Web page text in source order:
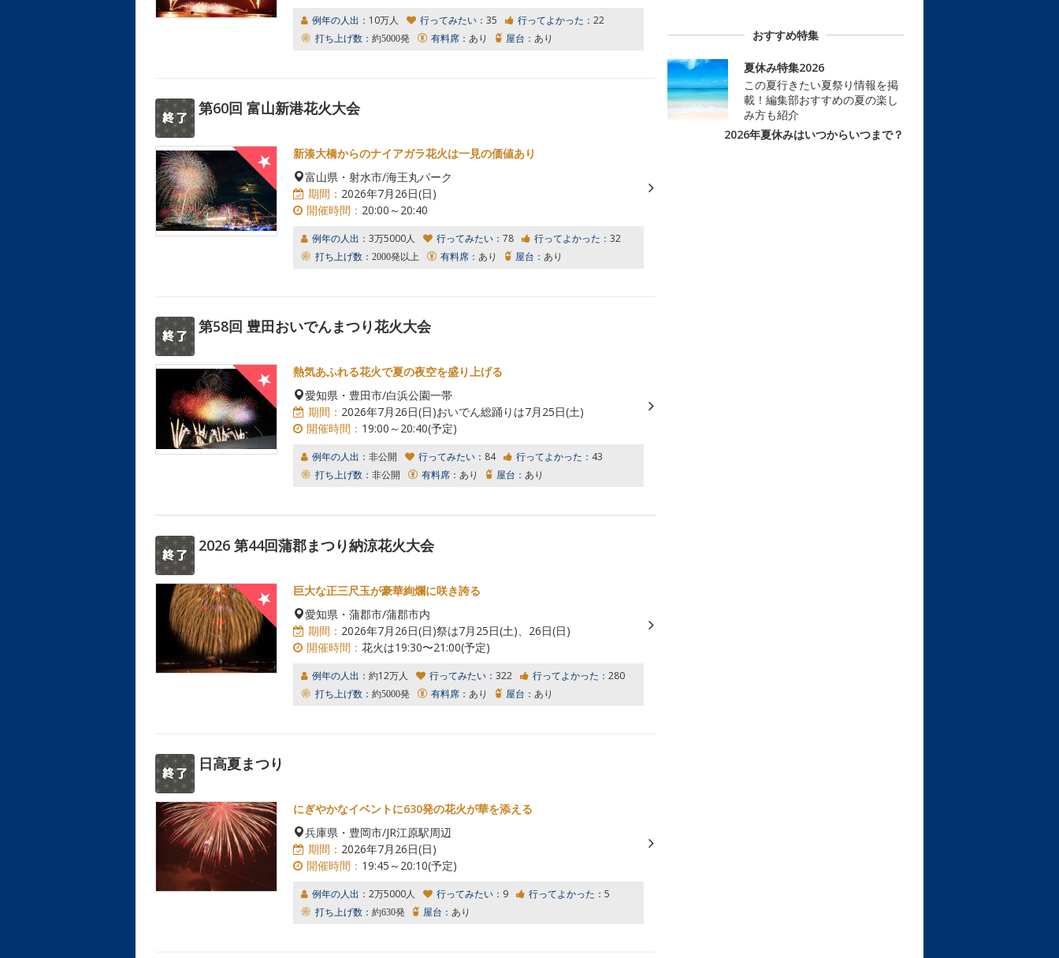
例年の人出： 10万人 行ってみたい： 35 行ってよかった： 22
打ち上げ数： 約5000発 有料席： あり 屋台： あり
第60回 富山新港花火大会
新湊大橋からのナイアガラ花火は一見の価値あり
富山県・射水市/海王丸パーク
期間： 2026年7月26日(日)
開催時間： 20:00～20:40
例年の人出： 3万5000人 行ってみたい： 78 行ってよかった： 32
打ち上げ数： 2000発以上 有料席： あり 屋台： あり
第58回 豊田おいでんまつり花火大会
熱気あふれる花火で夏の夜空を盛り上げる
愛知県・豊田市/白浜公園一帯
期間： 2026年7月26日(日)おいでん総踊りは7月25日(土)
開催時間： 19:00～20:40(予定)
例年の人出： 非公開 行ってみたい： 84 行ってよかった： 43
打ち上げ数： 非公開 有料席： あり 屋台： あり
2026 第44回蒲郡まつり納涼花火大会
巨大な正三尺玉が豪華絢爛に咲き誇る
愛知県・蒲郡市/蒲郡市内
期間： 2026年7月26日(日)祭は7月25日(土)、26日(日)
開催時間： 花火は19:30〜21:00(予定)
例年の人出： 約12万人 行ってみたい： 322 行ってよかった： 280
打ち上げ数： 約5000発 有料席： あり 屋台： あり
日高夏まつり
にぎやかなイベントに630発の花火が華を添える
兵庫県・豊岡市/JR江原駅周辺
期間： 2026年7月26日(日)
開催時間： 19:45～20:10(予定)
例年の人出： 2万5000人 行ってみたい： 9 行ってよかった： 5
打ち上げ数： 約630発 屋台： あり
おすすめ特集
夏休み特集2026
この夏行きたい夏祭り情報を掲
載！編集部おすすめの夏の楽し
み方も紹介
2026年夏休みはいつからいつまで？